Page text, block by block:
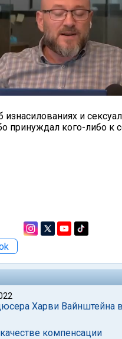
и
принуждал кого-либо к
Харви Вайнштейна
компенсации